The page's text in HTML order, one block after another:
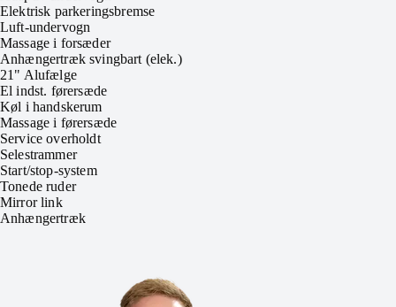
Elektrisk parkeringsbremse
Luft-undervogn
Massage i forsæder
Anhængertræk svingbart (elek.)
21" Alufælge
El indst. førersæde
Køl i handskerum
Massage i førersæde
Service overholdt
Selestrammer
Start/stop-system
Tonede ruder
Mirror link
Anhængertræk